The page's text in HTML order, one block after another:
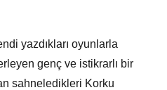
yazdıkları oyunlarla
genç ve istikrarlı bir
sahneledikleri Korku